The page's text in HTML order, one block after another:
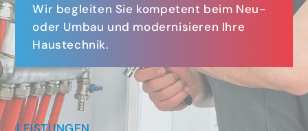
Wir begleiten Sie kompetent beim Neu-
oder Umbau und modernisieren Ihre
Haustechnik.